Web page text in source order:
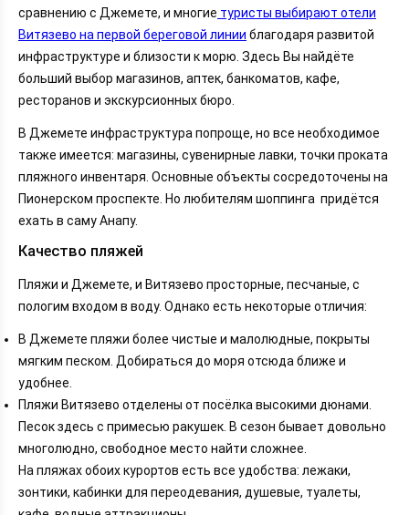
сравнению с Джемете, и многие туристы выбирают отели
Витязево на первой береговой линии благодаря развитой
инфраструктуре и близости к морю. Здесь Вы найдёте
больший выбор магазинов, аптек, банкоматов, кафе,
ресторанов и экскурсионных бюро.
В Джемете инфраструктура попроще, но все необходимое
также имеется: магазины, сувенирные лавки, точки проката
пляжного инвентаря. Основные объекты сосредоточены на
Пионерском проспекте. Но любителям шоппинга придётся
ехать в саму Анапу.
Качество пляжей
Пляжи и Джемете, и Витязево просторные, песчаные, с
пологим входом в воду. Однако есть некоторые отличия:
В Джемете пляжи более чистые и малолюдные, покрыты
мягким песком. Добираться до моря отсюда ближе и
удобнее.
Пляжи Витязево отделены от посёлка высокими дюнами.
Песок здесь с примесью ракушек. В сезон бывает довольно
многолюдно, свободное место найти сложнее.
На пляжах обоих курортов есть все удобства: лежаки,
зонтики, кабинки для переодевания, душевые, туалеты,